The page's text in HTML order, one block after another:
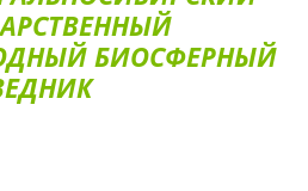
БИОСФЕРНЫЙ